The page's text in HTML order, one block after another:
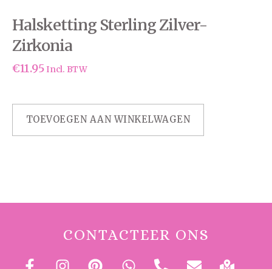
Halsketting Sterling Zilver-
Zirkonia
€11.95 Incl. BTW
TOEVOEGEN AAN WINKELWAGEN
CONTACTEER ONS